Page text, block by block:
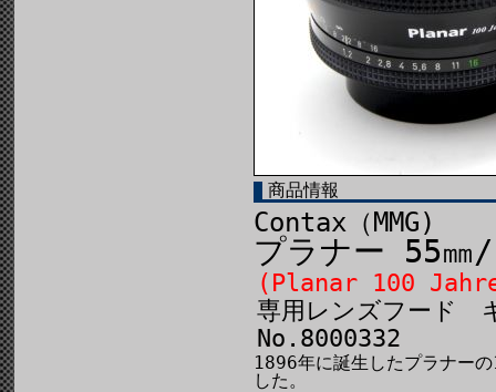
商品情報
Contax（MMG)
プラナー 55
(Planar 100
専用レンズフード
No.8000332
1896年に誕生したプラナー
した。